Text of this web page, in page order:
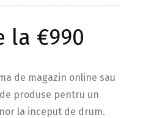
la €990
de magazin online sau
produse pentru un
la inceput de drum.